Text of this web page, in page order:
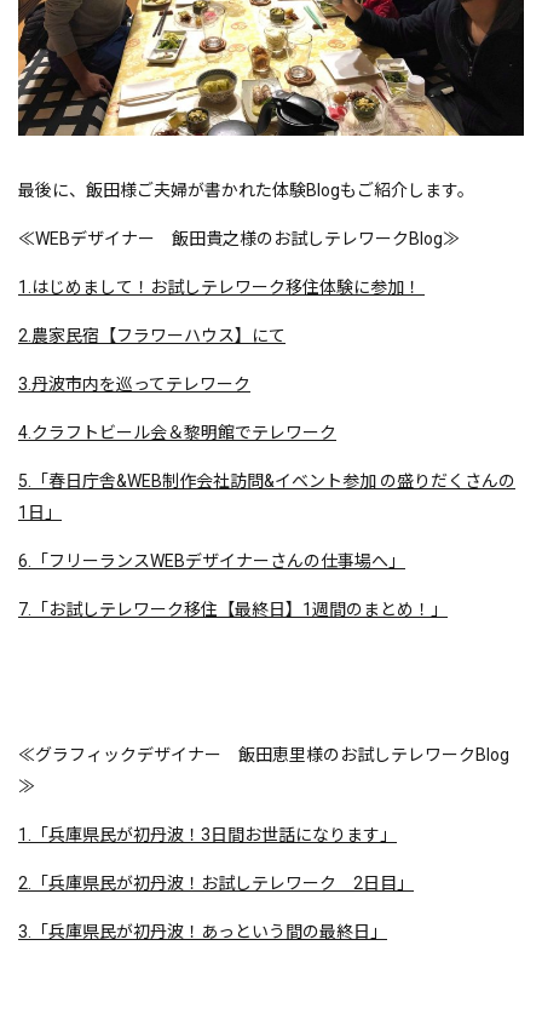
最後に、飯田様ご夫婦が書かれた体験Blogもご紹介します。
≪WEBデザイナー 飯田貴之様のお試しテレワークBlog≫
1.はじめまして！お試しテレワーク移住体験に参加！
2.農家民宿【フラワーハウス】にて
3.丹波市内を巡ってテレワーク
4.クラフトビール会＆黎明館でテレワーク
5.「春日庁舎&WEB制作会社訪問&イベント参加 の盛りだくさんの
1日」
6.「フリーランスWEBデザイナーさんの仕事場へ」
7.「お試しテレワーク移住【最終日】1週間のまとめ！」
≪グラフィックデザイナー 飯田恵里様のお試しテレワークBlog
≫
1.「兵庫県民が初丹波！3日間お世話になります」
2.「兵庫県民が初丹波！お試しテレワーク 2日目」
3.「兵庫県民が初丹波！あっという間の最終日」